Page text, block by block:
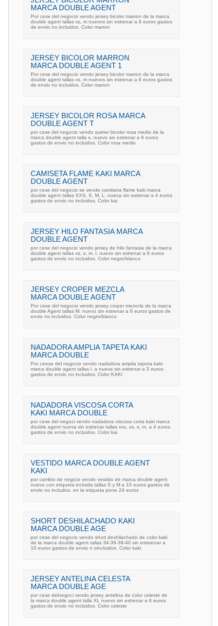
MARCA DOUBLE AGENT
Por cese del negocio vendo jersey bicolor marron de la marca
double agent tallas xs, m nuevos sin estrenar a 6 euros gastos
de envio no incluidos. Color marron
JERSEY BICOLOR MARRON
MARCA DOUBLE AGENT 1
Por cese del negocio vendo jersey bicolor marron de la marca
double agent tallas xs, m nuevos sin estrenar a 6 euros gastos
de envio no incluidos. Color marron
JERSEY BICOLOR ROSA MARCA
DOUBLE AGENT T
por cese del negocio vendo sueter bicolor rosa medio de la
marca double agent talla s, nuevo sin estrenar a 6 euros
gastos de envio no incluidos. Color rosa medio
CAMISETA FLAME KAKI MARCA
DOUBLE AGENT
por cese del negocio se vende camiseta flame kaki marca
double agent tallas XXS, S, M, L. nueva sin estrenar a 4 euros
gastos de envio no incluidos. Color kai
JERSEY HILO FANTASIA MARCA
DOUBLE AGENT
por cese del negocio vendo jersey de hilo fantasia de la marca
double agent tallas xs, s, m, l. nuevo sin estrenar a 6 euros
gastos de envio no incluidos. Color negro/blanco
JERSEY CROPER MEZCLA
MARCA DOUBLE AGENT
Por cese del negocio vendo jersey croper mezvcla de la marca
double Agent tallas M, nuevo sin estrenar a 6 euros gastos de
envio no incluidos. Color negro/blanco
NADADORA AMPLIA TAPETA KAKI
MARCA DOUBLE
Por ceese del negocio vendo nadadora amplia tapeta kaki
marca double agent tallas l. a nueva sin estrenar a 5 euros
gastos de envio no incluidos. Color KAKI
NADADORA VISCOSA CORTA
KAKI MARCA DOUBLE
por cese del negoci vendo nadadora viscosa corta kaki marca
double agent nueva sin estrenar tallas xxs, xs, s, m, a 4 euros
gastos de envio no incluidos. Color kai
VESTIDO MARCA DOUBLE AGENT
KAKI
por cambio de negicio vendo vestido de marca double agent
nuevo con etiqueta incluida tallas S y M a 10 euros gastos de
envio no includos. en la etiqueta pone 24 euros
SHORT DESHILACHADO KAKI
MARCA DOUBLE AGE
por cese del negocio vendo short deshilachado de color kaki
de la marca double agent tallas 34-36-38-40 sin estsrenar a
10 euros gastos de envio n oincluidos. Color kaki
JERSEY ANTELINA CELESTA
MARCA DOUBLE AGE
por cese delnegoci vendo jersey antelina de color celeste de
la marca double agent talla XL nuevo sin estrenar a 6 euros
gastos de envio no incluidos. Color celeste